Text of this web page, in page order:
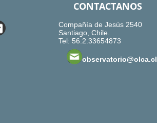
CONTACTANOS
Compañía de Jesús 2540
Santiago, Chile.
Tel: 56.2.33654873
observatorio@olca.cl